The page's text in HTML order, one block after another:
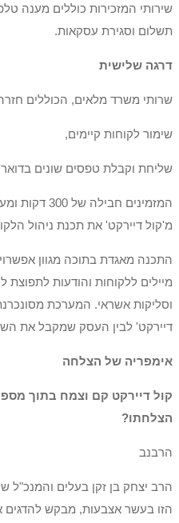
שירותי המזכירות כוללים מענה
תשלום וסגירת עסקאות.
דרגה שלישית
שרותי משרד מלאים, הכוללים
שימור לקוחות קיימים,
שליחת וקבלת טפסים שונים
המזמינים
מ'קול דיירקט' את תכנת ניהול
התכנה מאגדת בתוכה מגוון
מיילים ללקוחות והודעות
וסליקות אשראי. המערכת
דיירקט' לבין העסק שמקבל את
אימפריה של הצלחה
קול דיירקט קם וצמח בתוך
הצלחתו?
הרבנב
הרב יצחק בן זקן בעלים
הזו בעשר אצבעות, מבקש